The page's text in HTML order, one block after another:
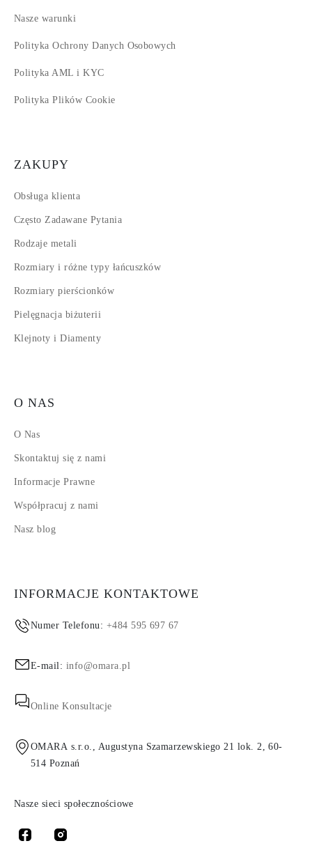
Nasze warunki
Polityka Ochrony Danych Osobowych
Polityka AML i KYC
Polityka Plików Cookie
ZAKUPY
Obsługa klienta
Często Zadawane Pytania
Rodzaje metali
Rozmiary i różne typy łańcuszków
Rozmiary pierścionków
Pielęgnacja biżuterii
Klejnoty i Diamenty
O NAS
O Nas
Skontaktuj się z nami
Informacje Prawne
Współpracuj z nami
Nasz blog
INFORMACJE KONTAKTOWE
Numer Telefonu: +484 595 697 67
E-mail: info@omara.pl
Online Konsultacje
OMARA s.r.o., Augustyna Szamarzewskiego 21 lok. 2, 60-
514 Poznań
Nasze sieci społecznościowe